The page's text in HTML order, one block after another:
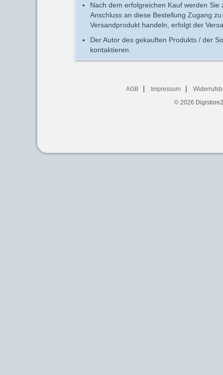
Nach dem erfolgreichen Kauf werden
Anschluss an diese Bestellung Zugang
Versandprodukt handeln, erfolgt der
Der Autor des gekauften Produkts / der
kontaktieren.
AGB Impressum
© 2026